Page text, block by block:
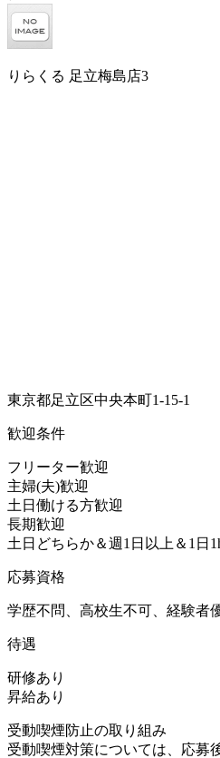
りらくる 足立梅島店3
東京都足立区中央本町1-15-1
歓迎条件
フリーター歓迎
主婦(夫)歓迎
土日働ける方歓迎
長期歓迎
土日どちらか＆週1日以上＆1日
応募資格
学歴不問、高校生不可、経験者
待遇
研修あり
昇給あり
受動喫煙防止の取り組み
受動喫煙対策については、応募